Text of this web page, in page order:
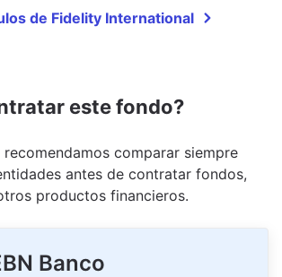
de Fidelity International
este fondo?
comparar siempre
antes de contratar fondos,
productos financieros.
Banco